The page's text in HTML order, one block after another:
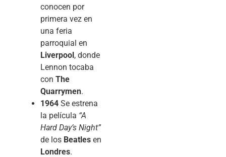
conocen por
primera vez en
una feria
parroquial en
Liverpool, donde
Lennon tocaba
con The
Quarrymen.
1964 Se estrena
la película “A
Hard Day’s Night”
de los Beatles en
Londres.